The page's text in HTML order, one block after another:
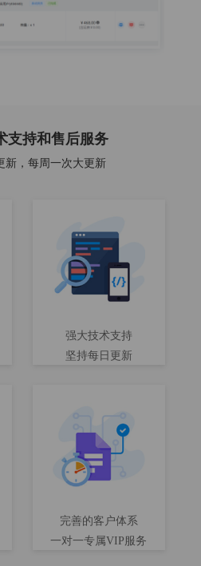
支持和售后服务
新，每周一次大更新
强大技术支持
坚持每日更新
完善的客户体系
一对一专属VIP服务